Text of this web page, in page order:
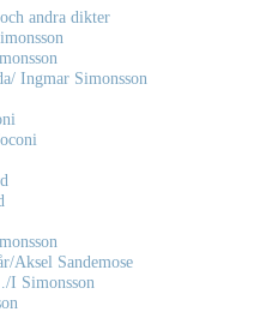
andra dikter
Ingmar Simonsson
Aksel Sandemose
I Simonsson